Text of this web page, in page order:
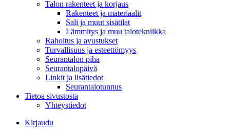
Talon rakenteet ja korjaus
Rakenteet ja materiaalit
Sali ja muut sisätilat
Lämmitys ja muu talotekniikka
Rahoitus ja avustukset
Turvallisuus ja esteettömyys
Seurantalon piha
Seurantalopäivä
Linkit ja lisätiedot
Seurantalotunnus
Tietoa sivustosta
Yhteystiedot
Kirjaudu